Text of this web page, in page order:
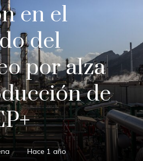
en el
del
por alza
de
Hace 1 año